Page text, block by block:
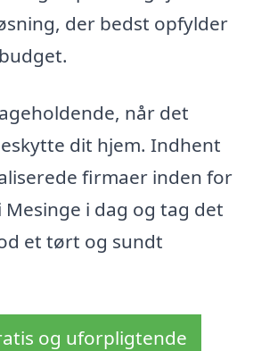
der bedst opfylder
når det
dit hjem. Indhent
firmaer inden for
i dag og tag det
et tørt og sundt
og uforpligtende